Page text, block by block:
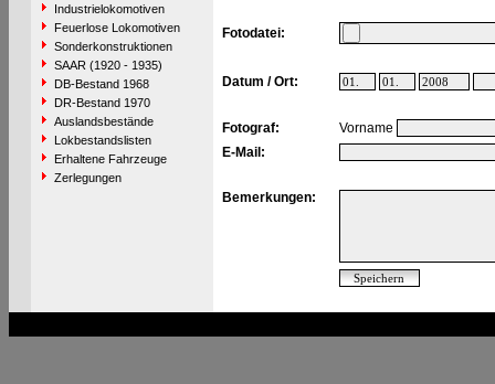
Industrielokomotiven
Feuerlose Lokomotiven
Sonderkonstruktionen
SAAR (1920 - 1935)
DB-Bestand 1968
DR-Bestand 1970
Auslandsbestände
Lokbestandslisten
Erhaltene Fahrzeuge
Zerlegungen
Fotodatei:
Datum / Ort:
Fotograf:
Vorname
E-Mail:
Bemerkungen: